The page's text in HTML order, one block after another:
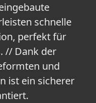
schnelle
perfekt für
// Dank der
und
ist ein sicherer